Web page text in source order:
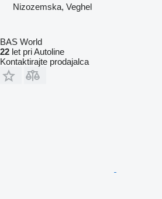
Nizozemska, Veghel
BAS World
22 let pri Autoline
Kontaktirajte prodajalca